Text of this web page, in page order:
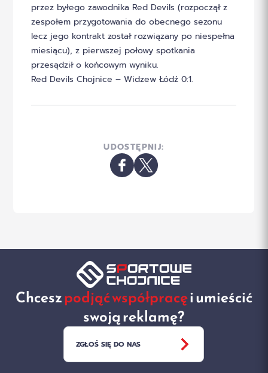
przez byłego zawodnika Red Devils (rozpoczął z
zespołem przygotowania do obecnego sezonu
lecz jego kontrakt został rozwiązany po niespełna
miesiącu), z pierwszej połowy spotkania
przesądził o końcowym wyniku.
Red Devils Chojnice – Widzew Łódź 0:1.
UDOSTĘPNIJ:
Chceszpodjąć współpracęi umieścić
swoją reklamę?
ZGŁOŚ SIĘ DO NAS